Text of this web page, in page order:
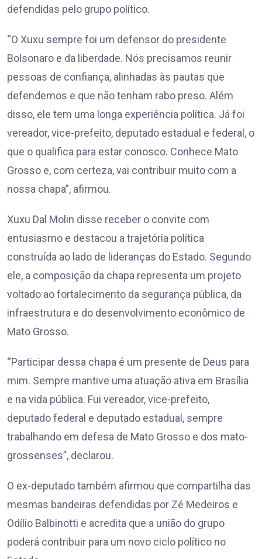
defendidas pelo grupo político.
“O Xuxu sempre foi um defensor do presidente
Bolsonaro e da liberdade. Nós precisamos reunir
pessoas de confiança, alinhadas às pautas que
defendemos e que não tenham rabo preso. Além
disso, ele tem uma longa experiência política. Já foi
vereador, vice-prefeito, deputado estadual e federal, o
que o qualifica para estar conosco. Conhece Mato
Grosso e, com certeza, vai contribuir muito com a
nossa chapa”, afirmou.
Xuxu Dal Molin disse receber o convite com
entusiasmo e destacou a trajetória política
construída ao lado de lideranças do Estado. Segundo
ele, a composição da chapa representa um projeto
voltado ao fortalecimento da segurança pública, da
infraestrutura e do desenvolvimento econômico de
Mato Grosso.
“Participar dessa chapa é um presente de Deus para
mim. Sempre mantive uma atuação ativa em Brasília
e na vida pública. Fui vereador, vice-prefeito,
deputado federal e deputado estadual, sempre
trabalhando em defesa de Mato Grosso e dos mato-
grossenses”, declarou.
O ex-deputado também afirmou que compartilha das
mesmas bandeiras defendidas por Zé Medeiros e
Odílio Balbinotti e acredita que a união do grupo
poderá contribuir para um novo ciclo político no